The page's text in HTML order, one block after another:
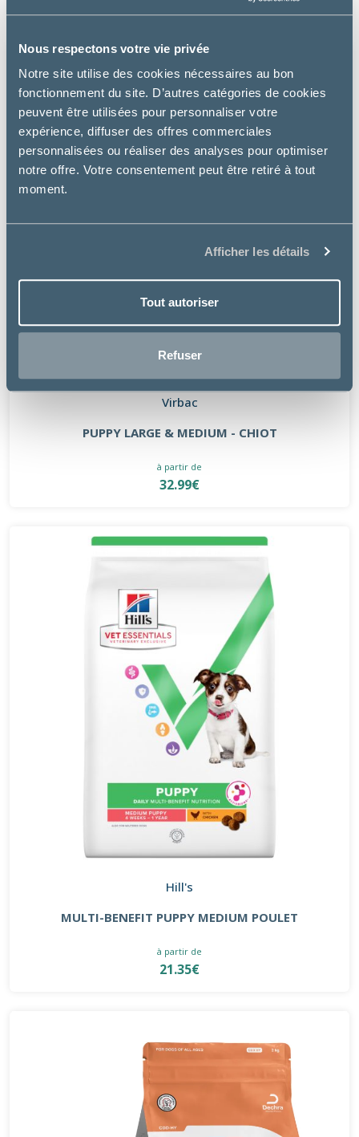
Nous respectons votre vie privée
Notre site utilise des cookies nécessaires au bon
fonctionnement du site. D’autres catégories de cookies
peuvent être utilisées pour personnaliser votre
expérience, diffuser des offres commerciales
personnalisées ou réaliser des analyses pour optimiser
notre offre. Votre consentement peut être retiré à tout
moment.
Afficher les détails
Tout autoriser
Refuser
Virbac
PUPPY LARGE & MEDIUM - CHIOT
à partir de
32.99€
Hill's
MULTI-BENEFIT PUPPY MEDIUM POULET
à partir de
21.35€